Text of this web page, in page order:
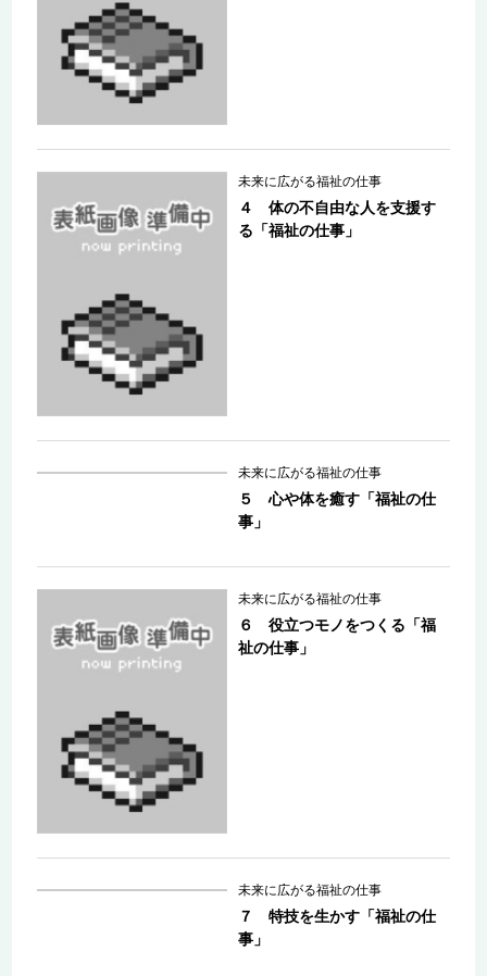
未来に広がる福祉の仕事
４ 体の不自由な人を支援す
る「福祉の仕事」
未来に広がる福祉の仕事
５ 心や体を癒す「福祉の仕
事」
未来に広がる福祉の仕事
６ 役立つモノをつくる「福
祉の仕事」
未来に広がる福祉の仕事
７ 特技を生かす「福祉の仕
事」